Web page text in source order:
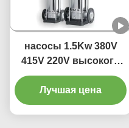
насосы 1.5Kw 380V
415V 220V высокого
давления 2m3/H CDL
многошаговые
центробежные
Лучшая цена